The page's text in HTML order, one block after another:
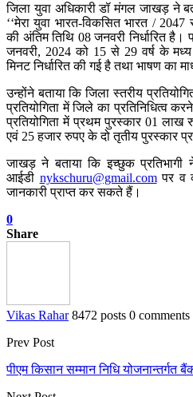
जिला युवा अधिकारी डॉ मंगल जाखड़ ने
‘‘मेरा युवा भारत-विकसित भारत /
की अंतिम तिथि 08 जनवरी निर्धारित है।
जनवरी, 2024 को 15 से 29 वर्ष के मध्य
मिनट निर्धारित की गई है तथा भाषण का
उन्होंने बताया कि जिला स्तरीय
प्रतियोगिता में जिले का प्रतिनिधित्व
प्रतियोगिता में प्रथम पुरस्कार 01 लाख
एवं 25 हजार रुपए के दो तृतीय पुरस्कार
जाखड़ ने बताया कि इच्छुक
आईडी nykschuru@gmail.comपर व
जानकारी प्राप्त कर सकते हैं।
0
Share
Vikas Rahar 8472 posts 0 comments
Prev Post
पीएम किसान सम्मान निधि योजनान्तर्गत